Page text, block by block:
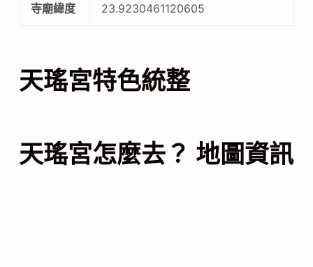
寺廟緯度 23.9230461120605
天瑤宮特色統整
天瑤宮怎麼去？ 地圖資訊